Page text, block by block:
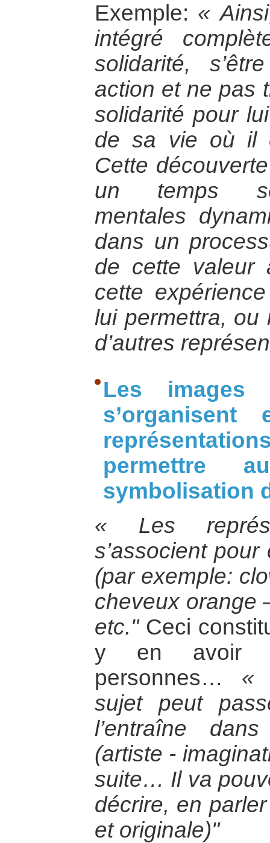
Exemple: «
intégré
solidarité,
action et ne pas
solidarité pour
de sa vie où il
Cette
un temps
mentales
dans un
de cette valeur
cette
lui permettra, ou
d’autres
Les images
permettre
symbolisation
« Les
s’associent
(par exemple:
cheveux orange
etc."Ceci
y en avoir
personnes… «
sujet peut
l’entraîne
(artiste -
suite… Il va
décrire, en
et originale)"